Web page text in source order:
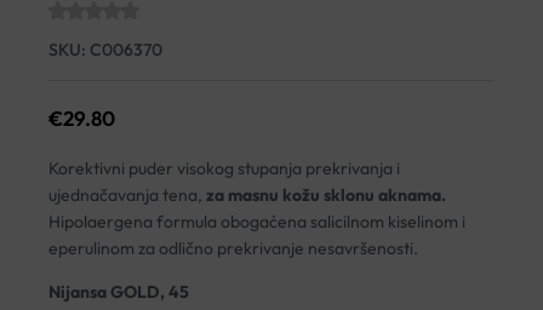
SKU: C006370
€29.80
Korektivni puder visokog stupanja prekrivanja i
ujednačavanja tena,za masnu kožu sklonu aknama.
Hipolaergena formula obogaćena salicilnom kiselinom i
eperulinom za odlično prekrivanje nesavršenosti.
Nijansa GOLD, 45